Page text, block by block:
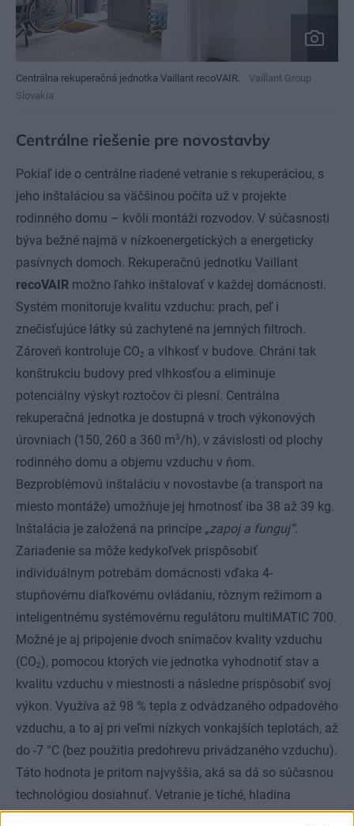
Centrálna rekuperačná jednotka Vaillant recoVAIR.
Vaillant Group
Slovakia
Centrálne riešenie pre novostavby
Pokiaľ ide o centrálne riadené vetranie s rekuperáciou, s
jeho inštaláciou sa väčšinou počíta už v projekte
rodinného domu – kvôli montáži rozvodov. V súčasnosti
býva bežné najmä v nízkoenergetických a energeticky
pasívnych domoch. Rekuperačnú jednotku Vaillant
recoVAIR možno ľahko inštalovať v každej domácnosti.
Systém monitoruje kvalitu vzduchu: prach, peľ i
znečisťujúce látky sú zachytené na jemných filtroch.
Zároveň kontroluje CO2 a vlhkosť v budove. Chráni tak
konštrukciu budovy pred vlhkosťou a eliminuje
potenciálny výskyt roztočov či plesní. Centrálna
rekuperačná jednotka je dostupná v troch výkonových
úrovniach (150, 260 a 360 m3/h), v závislosti od plochy
rodinného domu a objemu vzduchu v ňom.
Bezproblémovú inštaláciu v novostavbe (a transport na
miesto montáže) umožňuje jej hmotnosť iba 38 až 39 kg.
Inštalácia je založená na princípe „zapoj a funguj“.
Zariadenie sa môže kedykoľvek prispôsobiť
individuálnym potrebám domácnosti vďaka 4-
stupňovému diaľkovému ovládaniu, rôznym režimom a
inteligentnému systémovému regulátoru multiMATIC 700.
Možné je aj pripojenie dvoch snímačov kvality vzduchu
(CO2), pomocou ktorých vie jednotka vyhodnotiť stav a
kvalitu vzduchu v miestnosti a následne prispôsobiť svoj
výkon. Využíva až 98 % tepla z odvádzaného odpadového
vzduchu, a to aj pri veľmi nízkych vonkajších teplotách, až
do -7 °C (bez použitia predohrevu privádzaného vzduchu).
Táto hodnota je pritom najvyššia, aká sa dá so súčasnou
technológiou dosiahnuť. Vetranie je tiché, hladina
hlučnosti sa pohybuje od 46 do 55 decibelov. Centrálne